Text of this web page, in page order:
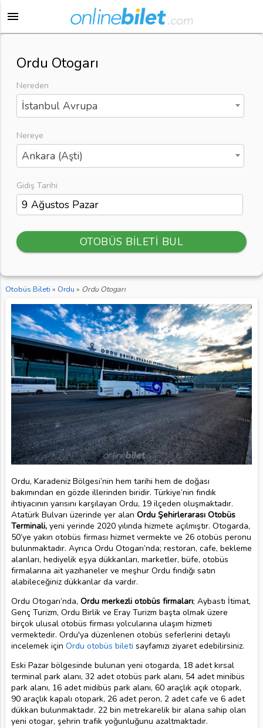
menu
Ordu Otogarı
Nereden
İstanbul Avrupa
Nereye
Ankara (Aşti)
Gidiş Tarihi
OTOBÜS BİLETİ BUL
Otobüs Bileti » Ordu » Ordu Otogarı
Ordu, Karadeniz Bölgesi’nin hem tarihi hem de doğası
bakımından en gözde illerinden biridir. Türkiye’nin fındık
ihtiyacının yarısını karşılayan Ordu, 19 ilçeden oluşmaktadır.
Atatürk Bulvarı üzerinde yer alan Ordu Şehirlerarası Otobüs
Terminali,yeni yerinde 2020 yılında hizmete açılmıştır. Otogarda,
50’ye yakın otobüs firması hizmet vermekte ve 26 otobüs peronu
bulunmaktadır. Ayrıca Ordu Otogarı’nda; restoran, cafe, bekleme
alanları, hediyelik eşya dükkanları, marketler, büfe, otobüs
firmalarına ait yazıhaneler ve meşhur Ordu fındığı satın
alabileceğiniz dükkanlar da vardır.
Ordu Otogarı’nda, Ordu merkezli otobüs firmaları; Aybastı İtimat,
Genç Turizm, Ordu Birlik ve Eray Turizm başta olmak üzere
birçok ulusal otobüs firması yolcularına ulaşım hizmeti
vermektedir. Ordu'ya düzenlenen otobüs seferlerini detaylı
incelemek için Ordu otobüs biletisayfamızı ziyaret edebilirsiniz.
Eski Pazar bölgesinde bulunan yeni otogarda, 18 adet kırsal
terminal park alanı, 32 adet otobüs park alanı, 54 adet minibüs
park alanı, 16 adet midibüs park alanı, 60 araçlık açık otopark,
90 araçlık kapalı otopark, 26 adet peron, 2 adet cafe ve 6 adet
dükkan bulunmaktadır. 22 bin metrekarelik bir alana sahip olan
yeni otogar, şehrin trafik yoğunluğunu azaltmaktadır.